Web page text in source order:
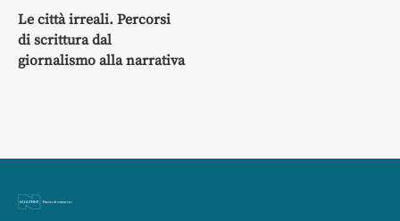
Le città irreali. Percorsi
di scrittura dal
giornalismo alla narrativa